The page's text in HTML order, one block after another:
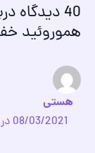
40 دیدگاه
هموروئید
هستی
08/03/2021 در 22:24